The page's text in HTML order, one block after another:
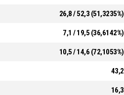
26,8 / 52,3 (51,3235%)
7,1 / 19,5 (36,6142%)
10,5 / 14,6 (72,1053%)
43,2
16,3